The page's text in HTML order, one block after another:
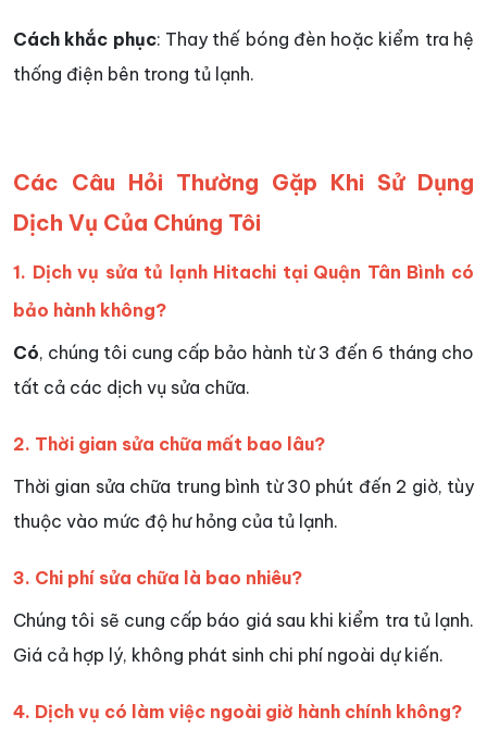
Cách khắc phục: Thay thế bóng đèn hoặc kiểm tra hệ
thống điện bên trong tủ lạnh.
Các Câu Hỏi Thường Gặp Khi Sử Dụng
Dịch Vụ Của Chúng Tôi
1. Dịch vụ sửa tủ lạnh Hitachi tại Quận Tân Bình có
bảo hành không?
Có, chúng tôi cung cấp bảo hành từ 3 đến 6 tháng cho
tất cả các dịch vụ sửa chữa.
2. Thời gian sửa chữa mất bao lâu?
Thời gian sửa chữa trung bình từ 30 phút đến 2 giờ, tùy
thuộc vào mức độ hư hỏng của tủ lạnh.
3. Chi phí sửa chữa là bao nhiêu?
Chúng tôi sẽ cung cấp báo giá sau khi kiểm tra tủ lạnh.
Giá cả hợp lý, không phát sinh chi phí ngoài dự kiến.
4. Dịch vụ có làm việc ngoài giờ hành chính không?